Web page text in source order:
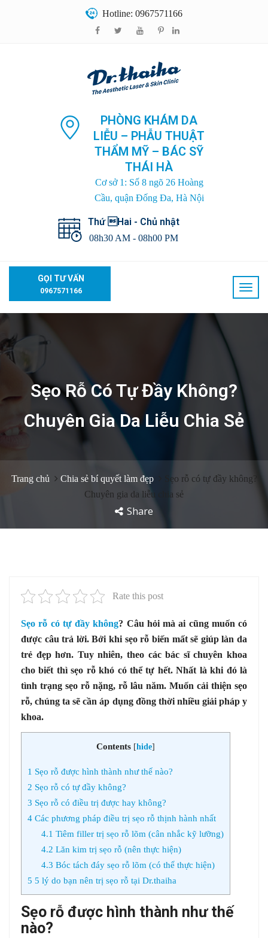
Hotline: 0967571166
PHÒNG KHÁM DA
LIỄU – PHẪU THUẬT
THẨM MỸ – BÁC SỸ
THÁI HÀ
Cơ sở 1: Số 8 ngõ 26 Hoàng
Cầu, quận Đống Đa, Hà Nội
Thứ Hai - Chủ nhật
08h30 AM - 08h00 PM
GỌI TƯ VẤN
0967571166
Sẹo Rỗ Có Tự Đầy Không?
Chuyên Gia Da Liễu Chia Sẻ
Trang chủ Chia sẻ bí quyết làm đẹp
Sẹo rỗ có tự đầy không?
Chuyên gia da liễu chia sẻ
Share
Rate this post
Sẹo rỗ có tự đầy không? Câu hỏi mà ai cũng muốn có
được câu trả lời. Bởi khi sẹo rỗ biến mất sẽ giúp làn da
trẻ đẹp hơn. Tuy nhiên, theo các bác sĩ chuyên khoa
cho biết thì sẹo rỗ khó có thể tự hết. Nhất là khi đó là
tình trạng sẹo rỗ nặng, rỗ lâu năm. Muốn cải thiện sẹo
rỗ, chúng ta sẽ cần áp dụng đồng thời nhiều giải pháp y
khoa.
Contents [hide]
1 Sẹo rỗ được hình thành như thế nào?
2 Sẹo rỗ có tự đầy không?
3 Sẹo rỗ có điều trị được hay không?
4 Các phương pháp điều trị sẹo rỗ thịnh hành nhất
4.1 Tiêm filler trị sẹo rỗ lõm (cân nhắc kỹ lưỡng)
4.2 Lăn kim trị sẹo rỗ (nên thực hiện)
4.3 Bóc tách đáy sẹo rỗ lõm (có thể thực hiện)
5 5 lý do bạn nên trị sẹo rỗ tại Dr.thaiha
Sẹo rỗ được hình thành như thế
nào?